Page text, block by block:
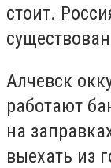
стоит.
Алчевск
работают
на
выехать из